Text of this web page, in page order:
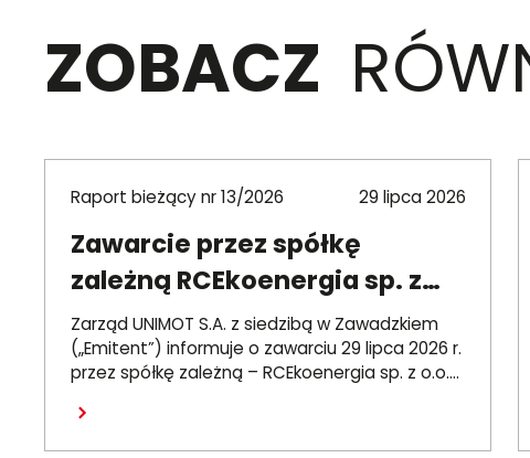
ZOBACZ
Raport bieżący nr 13/2026 29 lipca 2026
Zawarcie przez spółkę
zależną RCEkoenergia sp. z
o.o. umowy wieloletniej na
sprzedaż ciepła do miasta
Czechowice-Dziedzice
Zarząd UNIMOT S.A. z siedzibą w Zawadzkiem
(„Emitent”) informuje o zawarciu 29 lipca 2026 r.
przez spółkę zależną – RCEkoenergia sp. z o.o.
Przedsiębiorstwem Inżynierii Miejskiej sp. z o.o. z
siedzibą w Czechowicach-Dziedzicach („PIM”),